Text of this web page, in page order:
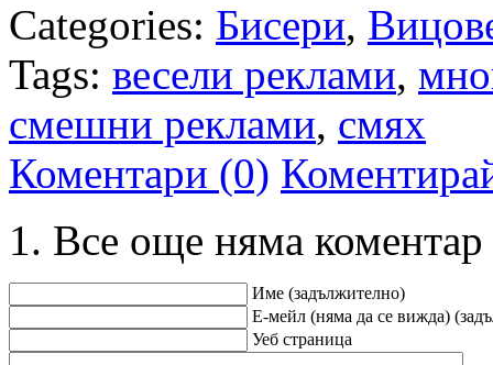
Categories: Бисери,
Tags: весели реклами,
смешни реклами, смях
Коментари (0)
Все още няма коментар
Име (задължително)
Е-мейл (няма да се вижда)
Уеб страница